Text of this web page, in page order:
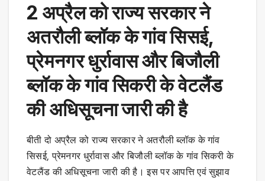
2 अप्रैल को राज्य सरकार ने
अतरौली ब्लॉक के गांव सिसई,
प्रेमनगर धुर्रावास और बिजौली
ब्लॉक के गांव सिकरी के वेटलैंड
की अधिसूचना जारी की है
बीती दो अप्रैल को राज्य सरकार ने अतरौली ब्लॉक के गांव
सिसई, प्रेमनगर धुर्रावास और बिजौली ब्लॉक के गांव सिकरी के
वेटलैंड की अधिसूचना जारी की है। इस पर आपत्ति एवं सुझाव